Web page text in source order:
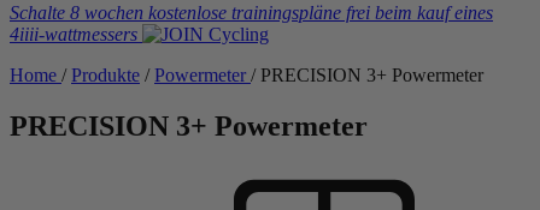
Schalte 8 wochen kostenlose trainingspläne frei beim kauf eines
4iiii-wattmessers
Home / Produkte / Powermeter / PRECISION 3+ Powermeter
PRECISION 3+ Powermeter